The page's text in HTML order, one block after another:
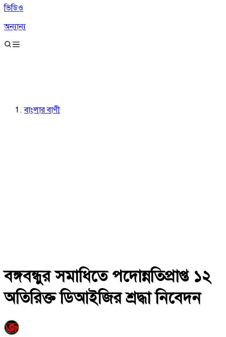
ভিডিও
অন্যান্য
বাংলার বাণী
বঙ্গবন্ধুর সমাধিতে পদোন্নতিপ্রাপ্ত ১২
অতিরিক্ত ডিআইজির শ্রদ্ধা নিবেদন